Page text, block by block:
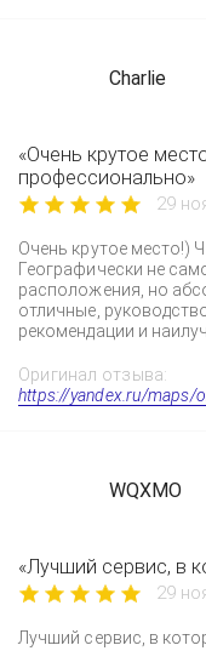
Charlie
«Очень крутое
профессионально»
29
Очень крутое место!)
Географически не
расположения, но
отличные,
рекомендации и
Оригинал отзыва:
https://yandex.ru/
WQXMO
«Лучший сервис, в
29
Лучший сервис, в